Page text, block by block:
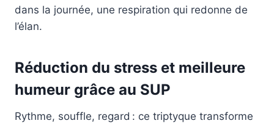
dans la journée, une respiration qui redonne de
l’élan.
Réduction du stress et meilleure
humeur grâce au SUP
Rythme, souffle, regard : ce triptyque transforme